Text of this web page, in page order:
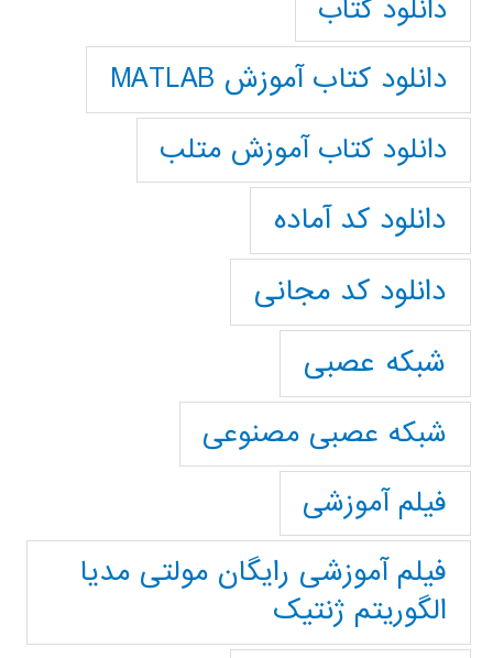
دانلود کتاب
دانلود کتاب آموزش MATLAB
دانلود کتاب آموزش متلب
دانلود کد آماده
دانلود کد مجانی
شبکه عصبی
شبکه عصبی مصنوعی
فیلم آموزشی
فیلم آموزشی رایگان مولتی مدیا
الگوریتم ژنتیک